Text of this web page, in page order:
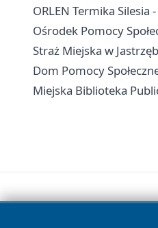
ORLEN Termika
Ośrodek Pomocy
Straż Miejska w
Dom Pomocy
Miejska Biblioteka